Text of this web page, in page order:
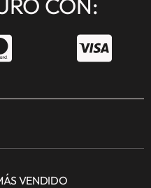
VENDIDO